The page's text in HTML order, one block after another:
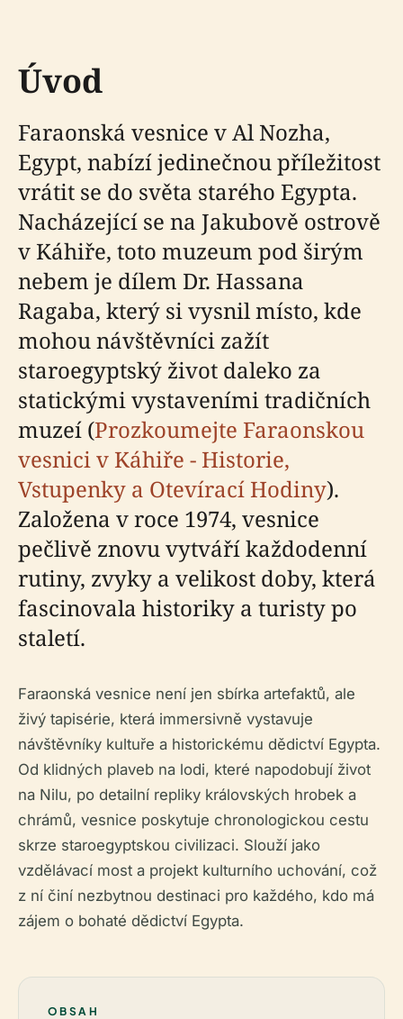
Úvod
Faraonská vesnice v Al Nozha,
Egypt, nabízí jedinečnou příležitost
vrátit se do světa starého Egypta.
Nacházející se na Jakubově ostrově
v Káhiře, toto muzeum pod širým
nebem je dílem Dr. Hassana
Ragaba, který si vysnil místo, kde
mohou návštěvníci zažít
staroegyptský život daleko za
statickými vystaveními tradičních
muzeí (Prozkoumejte Faraonskou
vesnici v Káhiře - Historie,
Vstupenky a Otevírací Hodiny).
Založena v roce 1974, vesnice
pečlivě znovu vytváří každodenní
rutiny, zvyky a velikost doby, která
fascinovala historiky a turisty po
staletí.
Faraonská vesnice není jen sbírka artefaktů, ale
živý tapisérie, která immersivně vystavuje
návštěvníky kultuře a historickému dědictví Egypta.
Od klidných plaveb na lodi, které napodobují život
na Nilu, po detailní repliky královských hrobek a
chrámů, vesnice poskytuje chronologickou cestu
skrze staroegyptskou civilizaci. Slouží jako
vzdělávací most a projekt kulturního uchování, což
z ní činí nezbytnou destinaci pro každého, kdo má
zájem o bohaté dědictví Egypta.
OBSAH